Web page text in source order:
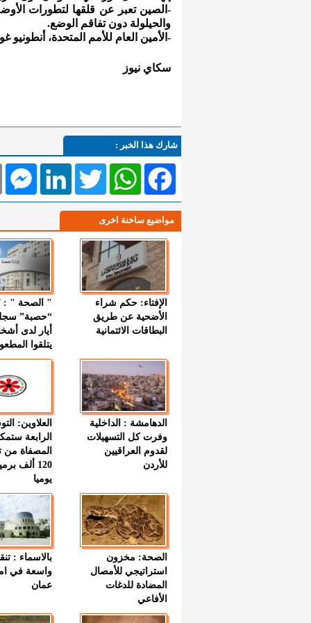
-الصين تعبر عن قلقها لتطورات
والحيلولة دون تفاقم الوضع.
-الأمين العام للأمم المتحدة،
سكاي نيوز
شارك هذا الخبر :
LinkedIn TwitterWhatsAppFacebook
مواضيع ساخنة اخرى
الإفتاء: حكم شراء
الأضحية عن طريق
البطاقات الائتمانية
“حصبة”
أيار لدى
يتلقوا
الدهامشة : الداخلية
وفرت كل التسهيلات
لقدوم العراقيين
للأردن
العلاوين:
الرابعة
المصفاة من
120 ألف
يوميا
الصحة: مخزون
استراتيجي للأمصال
المضادة للدغات
الأفاعي
بالاسماء :
واسعة في
عمان